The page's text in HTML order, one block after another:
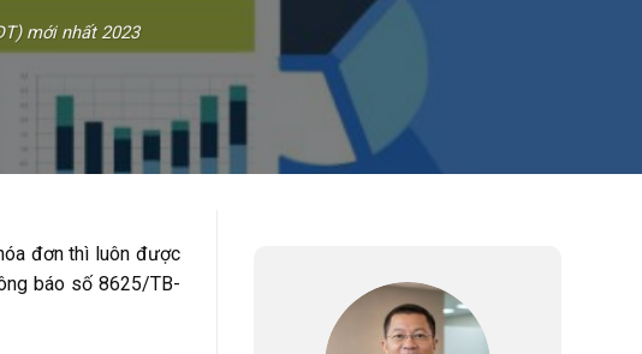
mới nhất 2023
đơn thì luôn được
báo số 8625/TB-